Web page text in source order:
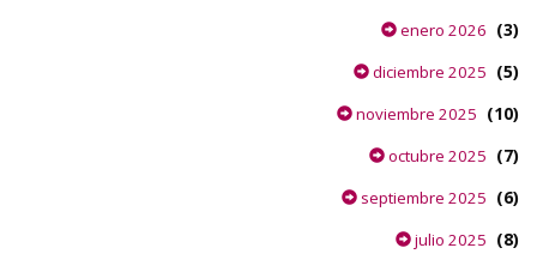
enero 2026 (3)
diciembre 2025 (5)
noviembre 2025 (10)
octubre 2025 (7)
septiembre 2025 (6)
julio 2025 (8)